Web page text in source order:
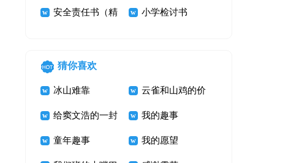
七篇
保证书汇编6篇 汇编八篇
安全责任书（精 小学检讨书
猜你喜欢
冰山难靠 云雀和山鸡的价
值
给窦文浩的一封
信_四年级书信
我的趣事
童年趣事 我的愿望